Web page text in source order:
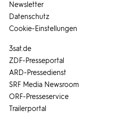
3sat.de
ZDF-Presseportal
ARD-Pressedienst
SRF Media Newsroom
ORF-Presseservice
Trailerportal
Newsletter
Datenschutz
Cookie-Einstellungen